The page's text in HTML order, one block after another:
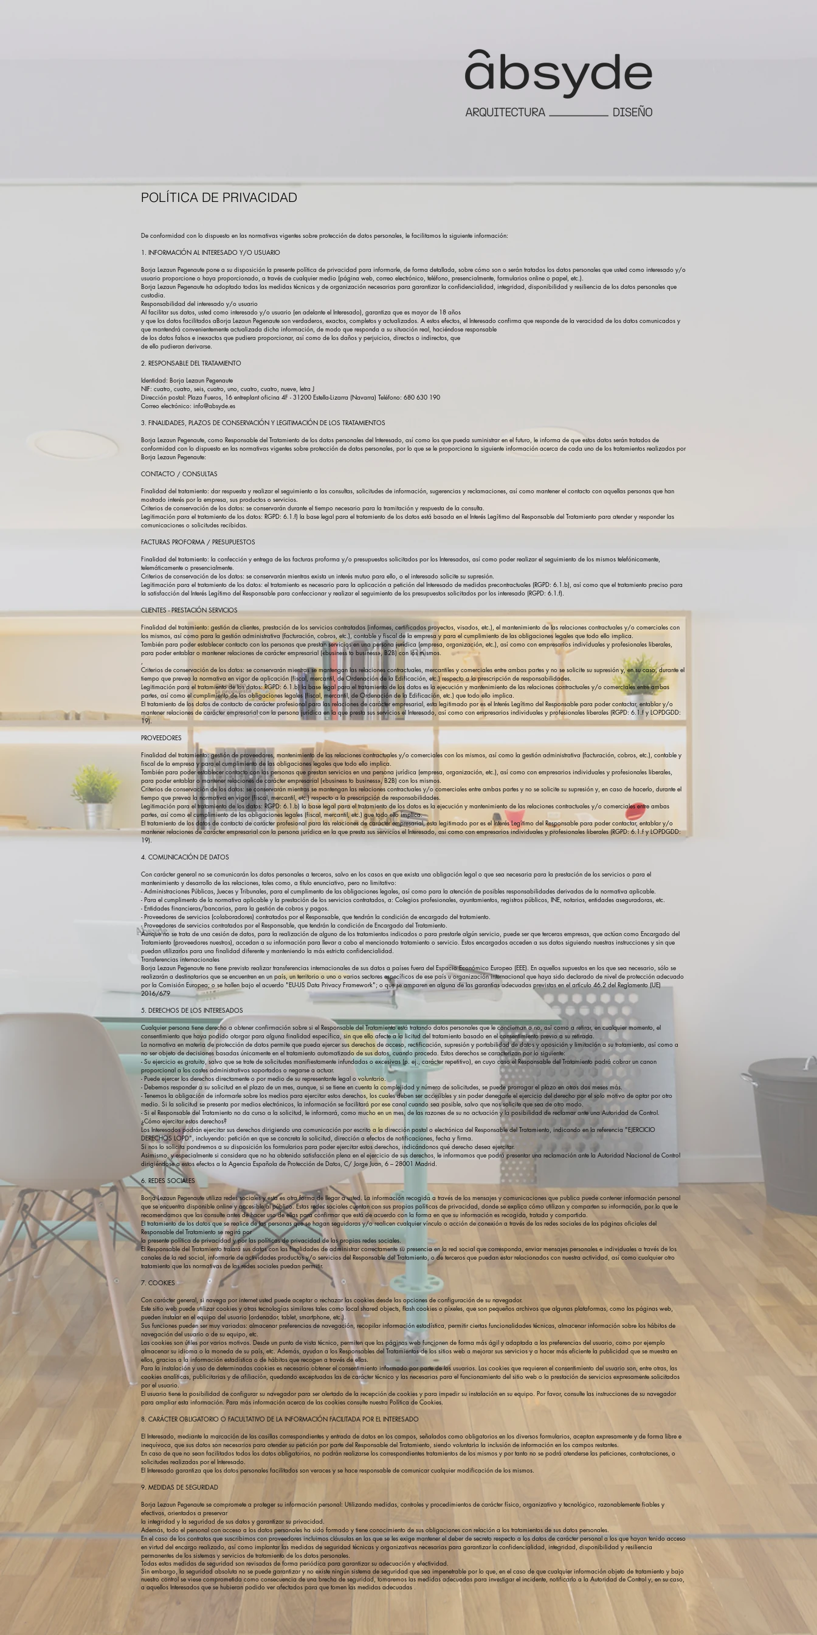
POLÍTICA DE PRIVACIDAD
De conformidad con lo dispuesto en las normativas vigentes sobre protección de datos personales, le facilitamos la siguiente información:
1. INFORMACIÓN AL INTERESADO Y/O USUARIO
Borja Lezaun Pegenaute pone a su disposición la presente política de privacidad para informarle, de forma detallada, sobre cómo son o serán tratados los datos personales que usted como interesado y/o
usuario proporcione o haya proporcionado, a través de cualquier medio (página web, correo electrónico, teléfono, presencialmente, formularios online o papel, etc.).
Borja Lezaun Pegenaute ha adoptado todas las medidas técnicas y de organización necesarias para garantizar la confidencialidad, integridad, disponibilidad y resiliencia de los datos personales que
custodia.
Responsabilidad del interesado y/o usuario
Al facilitar sus datos, usted como interesado y/o usuario (en adelante el Interesado), garantiza que es mayor de 18 años
y que los datos facilitados aBorja Lezaun Pegenaute son verdaderos, exactos, completos y actualizados. A estos efectos, el Interesado confirma que responde de la veracidad de los datos comunicados y
que mantendrá convenientemente actualizada dicha información, de modo que responda a su situación real, haciéndose responsable
de los datos falsos e inexactos que pudiera proporcionar, así como de los daños y perjuicios, directos o indirectos, que
de ello pudieran derivarse.
2. RESPONSABLE DEL TRATAMIENTO
Identidad: Borja Lezaun Pegenaute
NIF: cuatro, cuatro, seis, cuatro, uno, cuatro, cuatro, nueve, letra J
Dirección postal: Plaza Fueros, 16 entreplant oficina 4F - 31200 Estella-Lizarra (Navarra) Teléfono: 680 630 190
Correo electrónico: info@absyde.es
3. FINALIDADES, PLAZOS DE CONSERVACIÓN Y LEGITIMACIÓN DE LOS TRATAMIENTOS
Borja Lezaun Pegenaute, como Responsable del Tratamiento de los datos personales del Interesado, así como los que pueda suministrar en el futuro, le informa de que estos datos serán tratados de
conformidad con lo dispuesto en las normativas vigentes sobre protección de datos personales, por lo que se le proporciona la siguiente información acerca de cada uno de los tratamientos realizados por
Borja Lezaun Pegenaute:
CONTACTO / CONSULTAS
Finalidad del tratamiento: dar respuesta y realizar el seguimiento a las consultas, solicitudes de información, sugerencias y reclamaciones, así como mantener el contacto con aquellas personas que han
mostrado interés por la empresa, sus productos o servicios.
Criterios de conservación de los datos: se conservarán durante el tiempo necesario para la tramitación y respuesta de la consulta.
Legitimación para el tratamiento de los datos: RGPD: 6.1.f) la base legal para el tratamiento de los datos está basada en el Interés Legítimo del Responsable del Tratamiento para atender y responder las
comunicaciones o solicitudes recibidas.
FACTURAS PROFORMA / PRESUPUESTOS
Finalidad del tratamiento: la confección y entrega de las facturas proforma y/o presupuestos solicitados por los Interesados, así como poder realizar el seguimiento de los mismos telefónicamente,
telemáticamente o presencialmente.
Criterios de conservación de los datos: se conservarán mientras exista un interés mutuo para ello, o el interesado solicite su supresión.
Legitimación para el tratamiento de los datos: el tratamiento es necesario para la aplicación a petición del Interesado de medidas precontractuales (RGPD: 6.1.b), así como que el tratamiento preciso para
la satisfacción del Interés Legítimo del Responsable para confeccionar y realizar el seguimiento de los presupuestos solicitados por los interesado (RGPD: 6.1.f).
CLIENTES - PRESTACIÓN SERVICIOS
Finalidad del tratamiento: gestión de clientes, prestación de los servicios contratados (informes, certificados proyectos, visados, etc.), el mantenimiento de las relaciones contractuales y/o comerciales con
los mismos, así como para la gestión administrativa (facturación, cobros, etc.), contable y fiscal de la empresa y para el cumplimiento de las obligaciones legales que todo ello implica.
También para poder establecer contacto con las personas que prestan servicios en una persona jurídica (empresa, organización, etc.), así como con empresarios individuales y profesionales liberales,
para poder entablar o mantener relaciones de carácter empresarial («business to business», B2B) con los mismos.
,
Criterios de conservación de los datos: se conservarán mientras se mantengan las relaciones contractuales, mercantiles y comerciales entre ambas partes y no se solicite su supresión y, en su caso, durante el
tiempo que prevea la normativa en vigor de aplicación (fiscal, mercantil, de Ordenación de la Edificación, etc.) respecto a la prescripción de responsabilidades.
Legitimación para el tratamiento de los datos: RGPD: 6.1.b) la base legal para el tratamiento de los datos es la ejecución y mantenimiento de las relaciones contractuales y/o comerciales entre ambas
partes, así como el cumplimiento de las obligaciones legales (fiscal, mercantil, de Ordenación de la Edificación, etc.) que todo ello implica.
El tratamiento de los datos de contacto de carácter profesional para las relaciones de carácter empresarial, esta legitimado por es el Interés Legítimo del Responsable para poder contactar, entablar y/o
mantener relaciones de carácter empresarial con la persona jurídica en la que presta sus servicios el Interesado, así como con empresarios individuales y profesionales liberales (RGPD: 6.1.f y LOPDGDD:
19).
PROVEEDORES
Finalidad del tratamiento: gestión de proveedores, mantenimiento de las relaciones contractuales y/o comerciales con los mismos, así como la gestión administrativa (facturación, cobros, etc.), contable y
fiscal de la empresa y para el cumplimiento de las obligaciones legales que todo ello implica.
También para poder establecer contacto con las personas que prestan servicios en una persona jurídica (empresa, organización, etc.), así como con empresarios individuales y profesionales liberales,
para poder entablar o mantener relaciones de carácter empresarial («business to business», B2B) con los mismos.
Criterios de conservación de los datos: se conservarán mientras se mantengan las relaciones contractuales y/o comerciales entre ambas partes y no se solicite su supresión y, en caso de hacerlo, durante el
tiempo que prevea la normativa en vigor (fiscal, mercantil, etc.) respecto a la prescripción de responsabilidades.
Legitimación para el tratamiento de los datos: RGPD: 6.1.b) la base legal para el tratamiento de los datos es la ejecución y mantenimiento de las relaciones contractuales y/o comerciales entre ambas
partes, así como el cumplimiento de las obligaciones legales (fiscal, mercantil, etc.) que todo ello implica.
El tratamiento de los datos de contacto de carácter profesional para las relaciones de carácter empresarial, esta legitimado por es el Interés Legítimo del Responsable para poder contactar, entablar y/o
mantener relaciones de carácter empresarial con la persona jurídica en la que presta sus servicios el Interesado, así como con empresarios individuales y profesionales liberales (RGPD: 6.1.f y LOPDGDD:
19).
4. COMUNICACIÓN DE DATOS
Con carácter general no se comunicarán los datos personales a terceros, salvo en los casos en que exista una obligación legal o que sea necesaria para la prestación de los servicios o para el
mantenimiento y desarrollo de las relaciones, tales como, a título enunciativo, pero no limitativo:
- Administraciones Públicas, Jueces y Tribunales, para el cumplimento de las obligaciones legales, así como para la atención de posibles responsabilidades derivadas de la normativa aplicable.
- Para el cumplimento de la normativa aplicable y la prestación de los servicios contratados, a: Colegios profesionales, ayuntamientos, registros públicos, INE, notarios, entidades aseguradoras, etc.
- Entidades financieras/bancarias, para la gestión de cobros y pagos.
- Proveedores de servicios (colaboradores) contratados por el Responsable, que tendrán la condición de encargado del tratamiento.
- Proveedores de servicios contratados por el Responsable, que tendrán la condición de Encargado del Tratamiento.
Aunque no se trata de una cesión de datos, para la realización de alguno de los tratamientos indicados o para prestarle algún servicio, puede ser que terceras empresas, que actúan como Encargado del
Tratamiento (proveedores nuestros), accedan a su información para llevar a cabo el mencionado tratamiento o servicio. Estos encargados acceden a sus datos siguiendo nuestras instrucciones y sin que
puedan utilizarlos para una finalidad diferente y manteniendo la más estricta confidencialidad.
Transferencias internacionales
Borja Lezaun Pegenaute no tiene previsto realizar transferencias internacionales de sus datos a países fuera del Espacio Económico Europeo (EEE). En aquellos supuestos en los que sea necesario, sólo se
realizarán a destinatarios que se encuentren en un país, un territorio o uno o varios sectores específicos de ese país u organización internacional que haya sido declarado de nivel de protección adecuado
por la Comisión Europea; o se hallen bajo el acuerdo "EU-US Data Privacy Framework"; o que se amparen en alguna de las garantías adecuadas previstas en el artículo 46.2 del Reglamento (UE)
2016/679
5. DERECHOS DE LOS INTERESADOS
Cualquier persona tiene derecho a obtener confirmación sobre si el Responsable del Tratamiento está tratando datos personales que le conciernan o no, así como a retirar, en cualquier momento, el
consentimiento que haya podido otorgar para alguna finalidad específica, sin que ello afecte a la licitud del tratamiento basado en el consentimiento previo a su retirada.
La normativa en materia de protección de datos permite que pueda ejercer sus derechos de acceso, rectificación, supresión y portabilidad de datos y oposición y limitación a su tratamiento, así como a
no ser objeto de decisiones basadas únicamente en el tratamiento automatizado de sus datos, cuando proceda. Estos derechos se caracterizan por lo siguiente:
- Su ejercicio es gratuito, salvo que se trate de solicitudes manifiestamente infundadas o excesivas (p. ej., carácter repetitivo), en cuyo caso el Responsable del Tratamiento podrá cobrar un canon
proporcional a los costes administrativos soportados o negarse a actuar.
- Puede ejercer los derechos directamente o por medio de su representante legal o voluntario.
- Debemos responder a su solicitud en el plazo de un mes, aunque, si se tiene en cuenta la complejidad y número de solicitudes, se puede prorrogar el plazo en otros dos meses más.
- Tenemos la obligación de informarle sobre los medios para ejercitar estos derechos, los cuales deben ser accesibles y sin poder denegarle el ejercicio del derecho por el solo motivo de optar por otro
medio. Si la solicitud se presenta por medios electrónicos, la información se facilitará por ese canal cuando sea posible, salvo que nos solicite que sea de otro modo.
- Si el Responsable del Tratamiento no da curso a la solicitud, le informará, como mucho en un mes, de las razones de su no actuación y la posibilidad de reclamar ante una Autoridad de Control.
¿Cómo ejercitar estos derechos?
Los Interesados podrán ejercitar sus derechos dirigiendo una comunicación por escrito a la dirección postal o electrónica del Responsable del Tratamiento, indicando en la referencia "EJERCICIO
DERECHOS LOPD", incluyendo: petición en que se concreta la solicitud, dirección a efectos de notificaciones, fecha y firma.
Si nos lo solicita pondremos a su disposición los formularios para poder ejercitar estos derechos, indicándonos qué derecho desea ejercitar.
Asimismo, y especialmente si considera que no ha obtenido satisfacción plena en el ejercicio de sus derechos, le informamos que podrá presentar una reclamación ante la Autoridad Nacional de Control
dirigiéndose a estos efectos a la Agencia Española de Protección de Datos, C/ Jorge Juan, 6 – 28001 Madrid.
6. REDES SOCIALES
Borja Lezaun Pegenaute utiliza redes sociales y esta es otra forma de llegar a usted. La información recogida a través de los mensajes y comunicaciones que publica puede contener información personal
que se encuentra disponible online y accesible al público. Estas redes sociales cuentan con sus propias políticas de privacidad, donde se explica cómo utilizan y comparten su información, por lo que le
recomendamos que las consulte antes de hacer uso de ellas para confirmar que está de acuerdo con la forma en que su información es recogida, tratada y compartida.
El tratamiento de los datos que se realice de las personas que se hagan seguidoras y/o realicen cualquier vínculo o acción de conexión a través de las redes sociales de las páginas oficiales del
Responsable del Tratamiento se regirá por
la presente política de privacidad y por las políticas de privacidad de las propias redes sociales.
El Responsable del Tratamiento tratará sus datos con las finalidades de administrar correctamente su presencia en la red social que corresponda, enviar mensajes personales e individuales a través de los
canales de la red social, informarle de actividades productos y/o servicios del Responsable del Tratamiento, o de terceros que puedan estar relacionados con nuestra actividad, así como cualquier otro
tratamiento que las normativas de las redes sociales puedan permitir.
7. COOKIES
Con carácter general, si navega por internet usted puede aceptar o rechazar las cookies desde las opciones de configuración de su navegador.
Este sitio web puede utilizar cookies y otras tecnologías similares tales como local shared objects, flash cookies o píxeles, que son pequeños archivos que algunas plataformas, como las páginas web,
pueden instalar en el equipo del usuario (ordenador, tablet, smartphone, etc.).
Sus funciones pueden ser muy variadas: almacenar preferencias de navegación, recopilar información estadística, permitir ciertas funcionalidades técnicas, almacenar información sobre los hábitos de
navegación del usuario o de su equipo, etc.
Las cookies son útiles por varios motivos. Desde un punto de vista técnico, permiten que las páginas web funcionen de forma más ágil y adaptada a las preferencias del usuario, como por ejemplo
almacenar su idioma o la moneda de su país, etc. Además, ayudan a los Responsables del Tratamientos de los sitios web a mejorar sus servicios y a hacer más eficiente la publicidad que se muestra en
ellos, gracias a la información estadística o de hábitos que recogen a través de ellas.
Para la instalación y uso de determinadas cookies es necesario obtener el consentimiento informado por parte de los usuarios. Las cookies que requieren el consentimiento del usuario son, entre otras, las
cookies analíticas, publicitarias y de afiliación, quedando exceptuadas las de carácter técnico y las necesarias para el funcionamiento del sitio web o la prestación de servicios expresamente solicitados
por el usuario.
El usuario tiene la posibilidad de configurar su navegador para ser alertado de la recepción de cookies y para impedir su instalación en su equipo. Por favor, consulte las instrucciones de su navegador
para ampliar esta información. Para más información acerca de las cookies consulte nuestra Política de Cookies.
8. CARÁCTER OBLIGATORIO O FACULTATIVO DE LA INFORMACIÓN FACILITADA POR EL INTERESADO
El Interesado, mediante la marcación de las casillas correspondientes y entrada de datos en los campos, señalados como obligatorios en los diversos formularios, aceptan expresamente y de forma libre e
inequívoca, que sus datos son necesarios para atender su petición por parte del Responsable del Tratamiento, siendo voluntaria la inclusión de información en los campos restantes.
En caso de que no sean facilitados todos los datos obligatorios, no podrán realizarse los correspondientes tratamientos de los mismos y por tanto no se podrá atenderse las peticiones, contrataciones, o
solicitudes realizadas por el Interesado.
El Interesado garantiza que los datos personales facilitados son veraces y se hace responsable de comunicar cualquier modificación de los mismos.
9. MEDIDAS DE SEGURIDAD
Borja Lezaun Pegenaute se compromete a proteger su información personal: Utilizando medidas, controles y procedimientos de carácter físico, organizativo y tecnológico, razonablemente fiables y
efectivos, orientados a preservar
la integridad y la seguridad de sus datos y garantizar su privacidad.
Además, todo el personal con acceso a los datos personales ha sido formado y tiene conocimiento de sus obligaciones con relación a los tratamientos de sus datos personales.
En el caso de los contratos que suscribimos con proveedores incluimos cláusulas en las que se les exige mantener el deber de secreto respecto a los datos de carácter personal a los que hayan tenido acceso
en virtud del encargo realizado, así como implantar las medidas de seguridad técnicas y organizativas necesarias para garantizar la confidencialidad, integridad, disponibilidad y resiliencia
permanentes de los sistemas y servicios de tratamiento de los datos personales.
Todas estas medidas de seguridad son revisadas de forma periódica para garantizar su adecuación y efectividad.
Sin embargo, la seguridad absoluta no se puede garantizar y no existe ningún sistema de seguridad que sea impenetrable por lo que, en el caso de que cualquier información objeto de tratamiento y bajo
nuestro control se viese comprometida como consecuencia de una brecha de seguridad, tomaremos las medidas adecuadas para investigar el incidente, notificarlo a la Autoridad de Control y, en su caso,
a aquellos Interesados que se hubieran podido ver afectados para que tomen las medidas adecuadas .